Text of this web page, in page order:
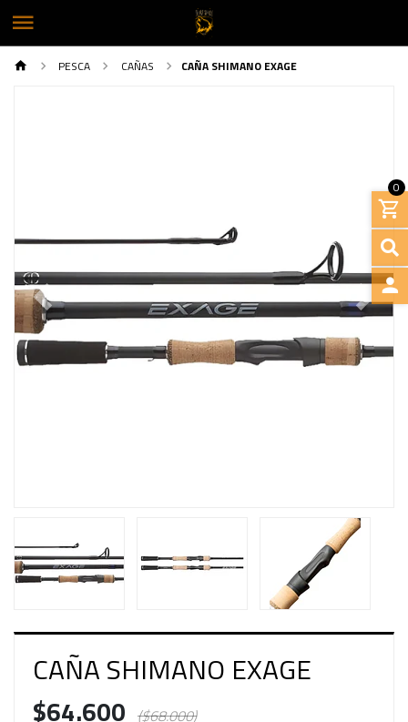
0
PESCA CAÑAS CAÑA SHIMANO EXAGE
Previous Next
CAÑA SHIMANO EXAGE
$64.600 ($68.000)